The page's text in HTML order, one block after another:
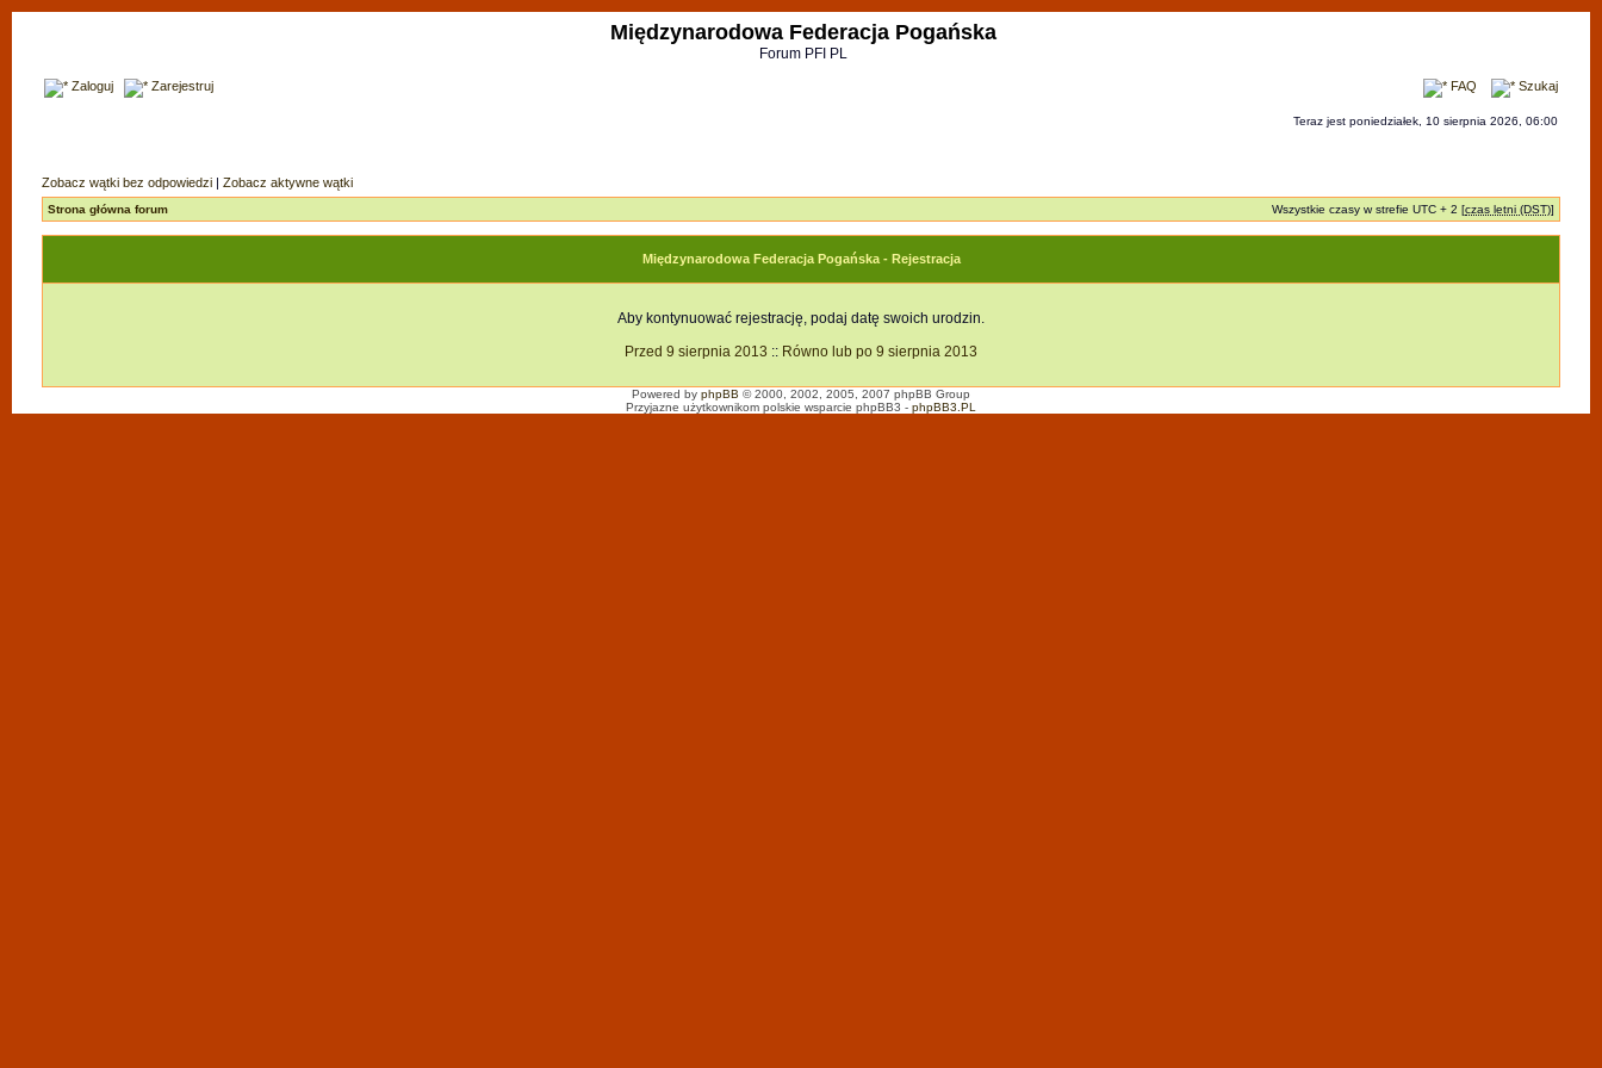
Międzynarodowa Federacja Pogańska
Forum PFI PL
Zaloguj Zarejestruj FAQ Szukaj
Teraz jest poniedziałek, 10 sierpnia 2026, 06:00
Zobacz wątki bez odpowiedzi | Zobacz aktywne wątki
Strona główna forum Wszystkie czasy w strefie UTC + 2 [czas letni (DST)]
Międzynarodowa Federacja Pogańska - Rejestracja
Aby kontynuować rejestrację, podaj datę swoich urodzin.
Przed 9 sierpnia 2013 :: Równo lub po 9 sierpnia 2013
Powered by phpBB © 2000, 2002, 2005, 2007 phpBB Group
Przyjazne użytkownikom polskie wsparcie phpBB3 - phpBB3.PL